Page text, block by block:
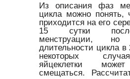
Из описания фаз
цикла можно понять,
приходится на его
15 сутки
менструации,
длительности цикла
некоторых
яйцеклетки
смещаться.